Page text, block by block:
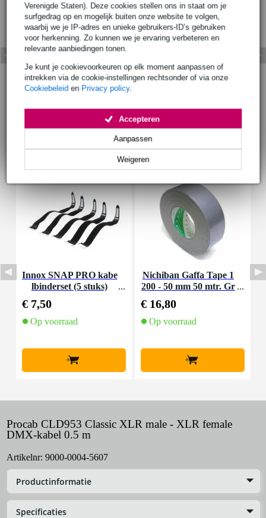
Verenigde Staten). Deze cookies stellen ons in staat om je
surfgedrag op en mogelijk buiten onze website te volgen,
waarbij we je IP-adres en unieke gebruikers-ID’s gebruiken
voor herkenning. Zo kunnen we je ervaring verbeteren en
relevante aanbiedingen tonen.
Je kunt je cookievoorkeuren op elk moment aanpassen of
intrekken via de cookie-instellingen rechtsonder of via onze
Cookiebeleid en Privacy policy.
Weigeren
Aanpassen
Accepteren
Innox SNAP PRO kabe
lbinderset (5 stuks)
€ 7,50
Op voorraad
+
Nichiban Gaffa Tape 1
200 - 50 mm 50 mtr. Gr
€ 16,80
Op voorraad
+
Procab CLD953 Classic XLR male - XLR female
DMX-kabel 0.5 m
Artikelnr: 9000-0004-5607
Productinformatie
Specificaties